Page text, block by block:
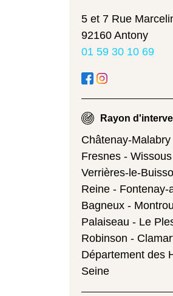
5 et 7 Rue
92160 Antony
01 59 30 10 69
Rayon
Châtenay-
Fresnes -
Verrières-le-
Reine - Fontenay-
Bagneux -
Palaiseau - Le
Robinson -
Département des
Seine